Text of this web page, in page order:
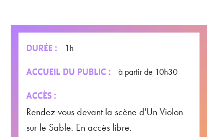
DURÉE : 1h
ACCUEIL DU PUBLIC : à partir de 10h30
ACCÈS :
Rendez-vous devant la scène d'Un Violon
sur le Sable. En accès libre.